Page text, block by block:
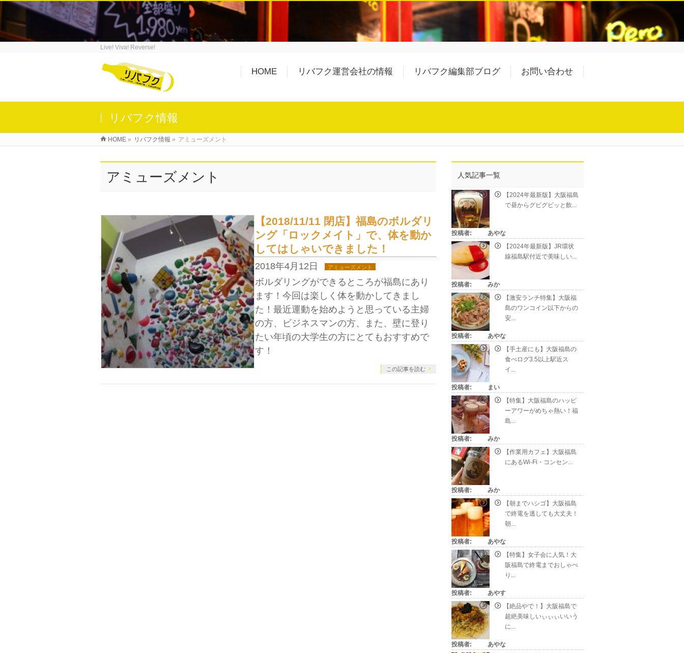
Live! Viva! Reverse!
HOME リバフク運営会社の情報 リバフク編集部ブログ お問い合わせ
リバフク情報
HOME » リバフク情報 » アミューズメント
アミューズメント
【2018/11/11 閉店】福島のボルダリ
ング「ロックメイト」で、体を動か
してはしゃいできました！
2018年4月12日 アミューズメント
ボルダリングができるところが福島にあり
ます！今回は楽しく体を動かしてきまし
た！最近運動を始めようと思っている主婦
の方、ビジネスマンの方、また、壁に登り
たい年頃の大学生の方にとてもおすすめで
す！
この記事を読む
人気記事一覧
【2024年最新版】大阪福島
で昼からグビグビッと飲...
投稿者:
あやな
【2024年最新版】JR環状
線福島駅付近で美味しい...
投稿者:
みか
【激安ランチ特集】大阪福
島のワンコイン以下からの
安...
投稿者:
あやな
【手土産にも】大阪福島の
食べログ3.5以上駅近ス
イ...
投稿者:
まい
【特集】大阪福島のハッピ
ーアワーがめちゃ熱い！福
島...
投稿者:
みか
【作業用カフェ】大阪福島
にあるWi-Fi・コンセン...
投稿者:
みか
【朝までハシゴ】大阪福島
で終電を逃しても大丈夫！
朝...
投稿者:
あやな
【特集】女子会に人気！大
阪福島で終電までおしゃべ
り...
投稿者:
あやす
【絶品やで！】大阪福島で
超絶美味しいぃぃぃいいう
に...
投稿者:
あやな